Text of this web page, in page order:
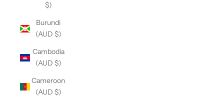
$)
Burundi
(AUD $)
Cambodia
(AUD $)
Cameroon
(AUD $)